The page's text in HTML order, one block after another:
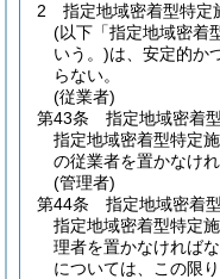
2
指定地域密着型特定
(以下「指定地域密着
いう。)は、安定的か
らない。
(従業者)
第43条
指定地域密着
指定地域密着型特定
の従業者を置かなけれ
(管理者)
第44条
指定地域密着
指定地域密着型特定
理者を置かなければな
については、この限り